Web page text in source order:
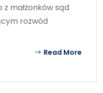
z małżonków sąd
rozwód
Read More